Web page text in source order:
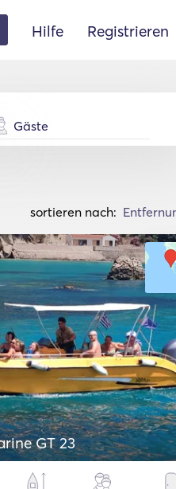
Hilfe Registrieren
Gäste
sortieren nach:
GT 23